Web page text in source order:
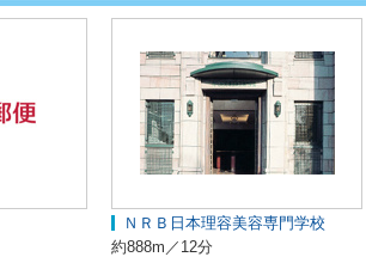
ＮＲＢ日本理容美容専門学校
約888m／12分